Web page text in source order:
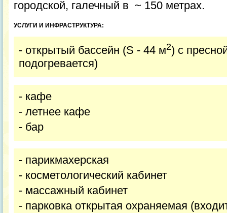
городской, галечный в ~ 150 метрах.
УСЛУГИ И ИНФРАСТРУКТУРА:
- открытый бассейн (S - 44 м2) с
подогревается)
- кафе
- летнее кафе
- бар
- парикмахерская
- косметологический кабинет
- массажный кабинет
- парковка открытая охраняемая